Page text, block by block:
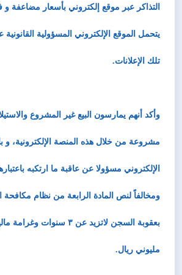
التذاكر عبر موقع إلكتروني بأسعار مضاعفة و
يتحمل الموقع الإلكتروني المسؤولية
تلك الإعلانات.
وأكد أنهم يمارسون البيع غير المشروع
مشروعة من خلال هذه المنصة الإلكترونية، و
الإلكتروني مسؤولا عن عاقبة ما ارتكبه
ومخالفاً لنص المادة الرابعة من نظام مكافحة
بعقوبة السجن لاتزيد عن ٣ سنوات
مليوني ريال.